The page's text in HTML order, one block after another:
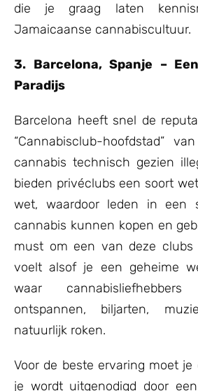
die je graag laten
Jamaicaanse cannabiscultuur.
3. Barcelona, Spanje –
Paradijs
Barcelona heeft snel de
“Cannabisclub-hoofdstad”
cannabis technisch gezien
bieden privéclubs een soort
wet, waardoor leden in een
cannabis kunnen kopen en
must om een van deze clubs
voelt alsof je een geheime
waar
ontspannen, biljarten,
natuurlijk roken.
Voor de beste ervaring moet
je wordt uitgenodigd door